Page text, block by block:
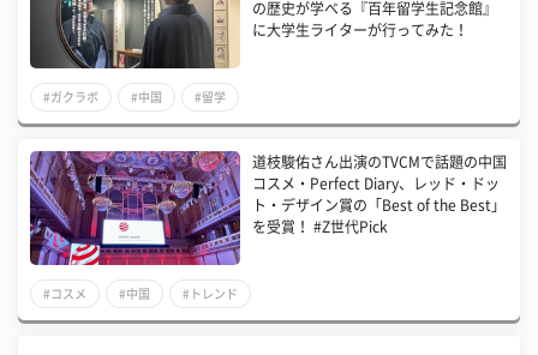
の歴史が学べる『百年留学生記念館』
に大学生ライターが行ってみた！
#ガクラボ #中国 #留学
道枝駿佑さん出演のTVCMで話題の中国
コスメ・Perfect Diary、レッド・ドッ
ト・デザイン賞の「Best of the Best」
を受賞！ #Z世代Pick
#コスメ #中国 #トレンド